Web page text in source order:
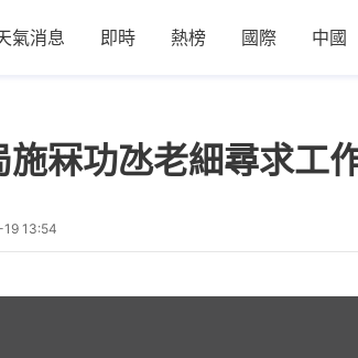
氣消息 即時 熱榜 國際 中國
冧功氹老細尋求工
13:54